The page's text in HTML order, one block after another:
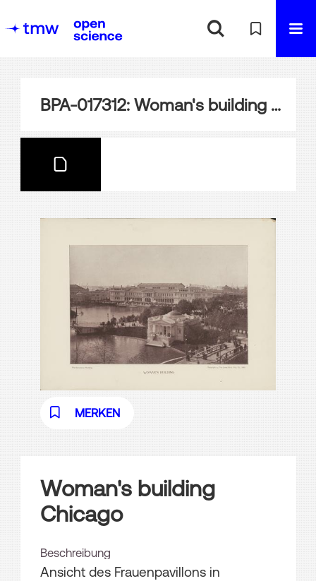
BPA-017312: Woman's building Chicago
MERKEN
Woman's building
Chicago
Beschreibung
Ansicht des Frauenpavillons in